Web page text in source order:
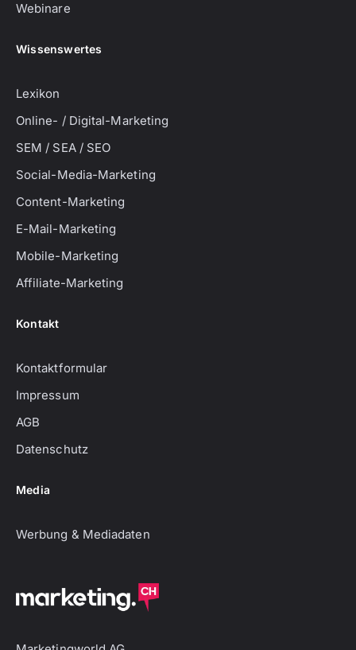
Webinare
Wissenswertes
Lexikon
Online- / Digital-Marketing
SEM / SEA / SEO
Social-Media-Marketing
Content-Marketing
E-Mail-Marketing
Mobile-Marketing
Affiliate-Marketing
Kontakt
Kontaktformular
Impressum
AGB
Datenschutz
Media
Werbung & Mediadaten